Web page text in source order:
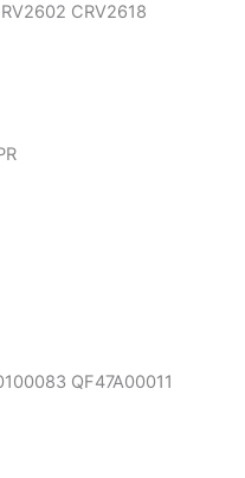
CRV2618
QF47A00011